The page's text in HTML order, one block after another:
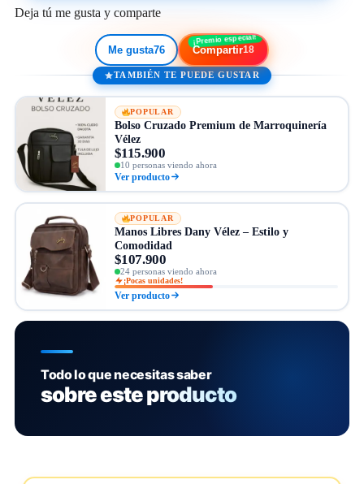
Deja tú me gusta y comparte
Me gusta76 Compartir18
TAMBIÉN TE PUEDE GUSTAR
POPULAR
Bolso Cruzado Premium de Marroquinería
Vélez
$115.900
10 personas viendo ahora
Ver producto
POPULAR
Manos Libres Dany Vélez – Estilo y
Comodidad
$107.900
24 personas viendo ahora
¡Pocas unidades!
Ver producto
Todo lo que necesitas saber
sobre este producto